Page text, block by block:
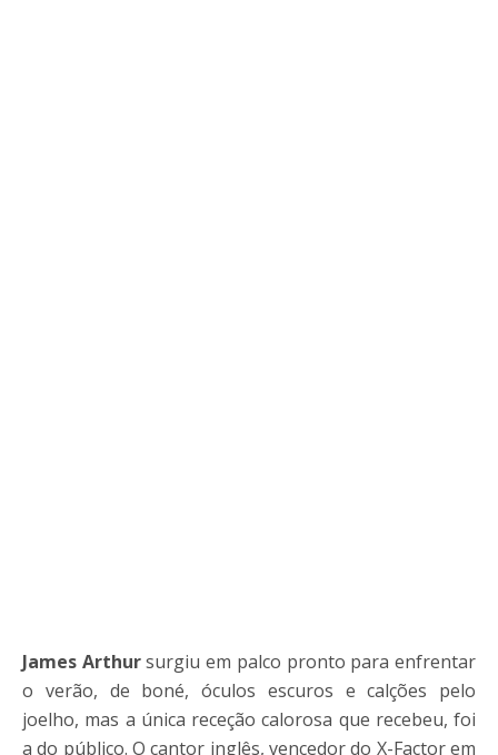
James Arthursurgiu em palco pronto para enfrentar
o verão, de boné, óculos escuros e calções pelo
joelho, mas a única receção calorosa que recebeu, foi
a do público. O cantor inglês, vencedor do X-Factor em